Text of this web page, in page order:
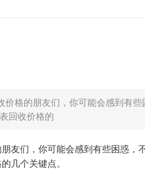
格的朋友们，你可能会感到有些
回收价格的
友们，你可能会感到有些困惑，
几个关键点。